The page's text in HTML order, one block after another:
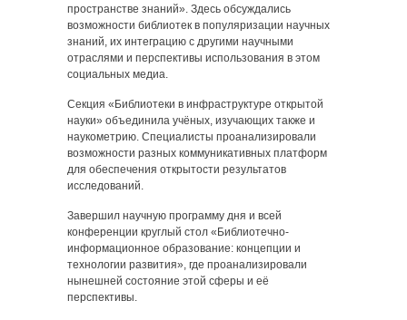
пространстве знаний». Здесь обсуждались
возможности библиотек в популяризации научных
знаний, их интеграцию с другими научными
отраслями и перспективы использования в этом
социальных медиа.
Секция «Библиотеки в инфраструктуре открытой
науки» объединила учёных, изучающих также и
наукометрию. Специалисты проанализировали
возможности разных коммуникативных платформ
для обеспечения открытости результатов
исследований.
Завершил научную программу дня и всей
конференции круглый стол «Библиотечно-
информационное образование: концепции и
технологии развития», где проанализировали
нынешней состояние этой сферы и её
перспективы.